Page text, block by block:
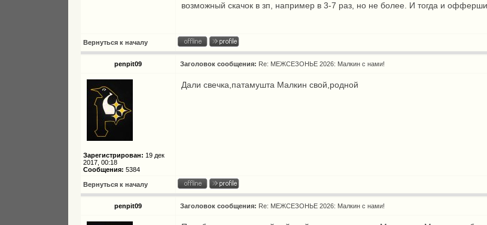
возможный скачок в зп, например в 3-7 раз, но не более. И тогда и
Вернуться к началу
penpit09 Заголовок сообщения: Re: МЕЖСЕЗОНЬЕ 2026: Малкин с нами!
Зарегистрирован: 19 дек
2017, 00:18
Сообщения: 5384
Дали свечка,патамушта Малкин свой,родной
Вернуться к началу
penpit09 Заголовок сообщения: Re: МЕЖСЕЗОНЬЕ 2026: Малкин с нами!